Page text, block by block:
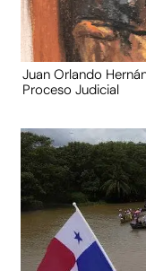
Juan Orlando
Proceso Judicial